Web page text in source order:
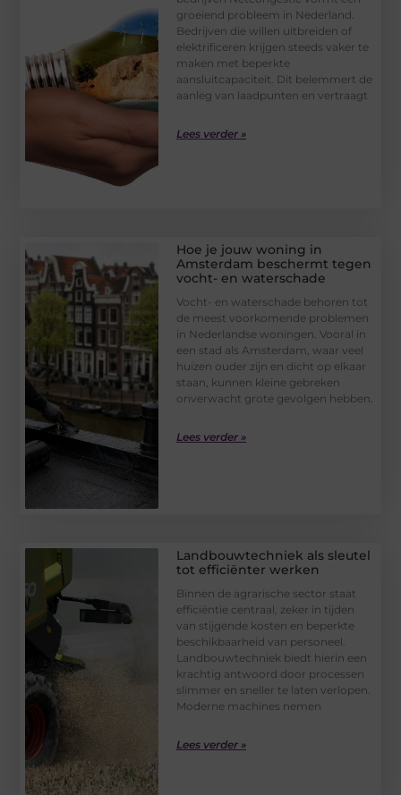
groeiend probleem in Nederland.
Bedrijven die willen uitbreiden of
elektrificeren krijgen steeds vaker te
maken met beperkte
aansluitcapaciteit. Dit belemmert de
aanleg van laadpunten en vertraagt
Lees verder »
Hoe je jouw woning in
Amsterdam beschermt tegen
vocht- en waterschade
Vocht- en waterschade behoren tot
de meest voorkomende problemen
in Nederlandse woningen. Vooral in
een stad als Amsterdam, waar veel
huizen ouder zijn en dicht op elkaar
staan, kunnen kleine gebreken
onverwacht grote gevolgen hebben.
Lees verder »
Landbouwtechniek als sleutel
tot efficiënter werken
Binnen de agrarische sector staat
efficiëntie centraal, zeker in tijden
van stijgende kosten en beperkte
beschikbaarheid van personeel.
Landbouwtechniek biedt hierin een
krachtig antwoord door processen
slimmer en sneller te laten verlopen.
Moderne machines nemen
Lees verder »